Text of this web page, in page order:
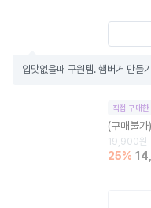
입맛없을때 구원템. 햄버거 만들
직접 구매한
(구매불가)
19,900원
25%